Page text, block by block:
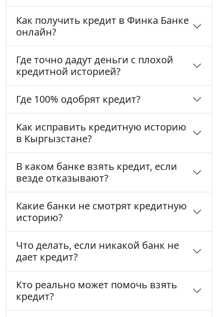
Как получить кредит в Финка Банке
онлайн?
Где точно дадут деньги с плохой
кредитной историей?
Где 100% одобрят кредит?
Как исправить кредитную историю
в Кыргызстане?
В каком банке взять кредит, если
везде отказывают?
Какие банки не смотрят кредитную
историю?
Что делать, если никакой банк не
дает кредит?
Кто реально может помочь взять
кредит?